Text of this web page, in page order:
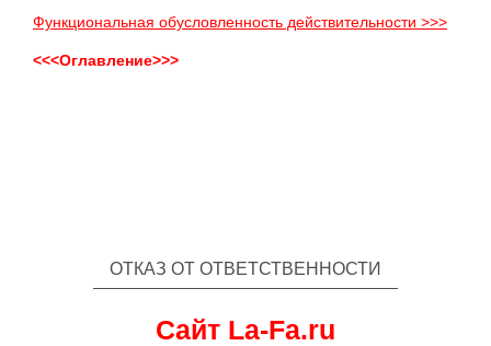
Функциональная обусловленность действительности >>>
<<<Оглавление>>>
ОТКАЗ ОТ ОТВЕТСТВЕННОСТИ
Сайт La-Fa.ru